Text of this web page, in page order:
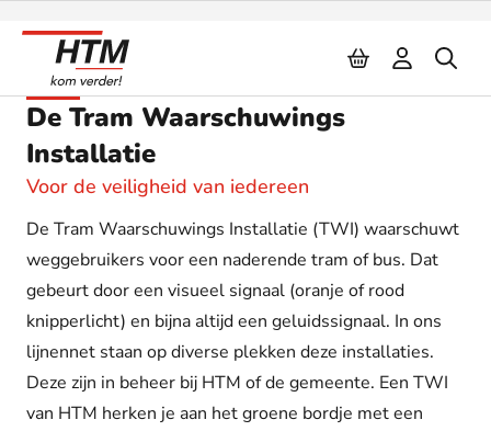
TWI
De Tram Waarschuwings
Installatie
Voor de veiligheid van iedereen
De Tram Waarschuwings Installatie (TWI) waarschuwt
weggebruikers voor een naderende tram of bus. Dat
gebeurt door een visueel signaal (oranje of rood
knipperlicht) en bijna altijd een geluidssignaal. In ons
lijnennet staan op diverse plekken deze installaties.
Deze zijn in beheer bij HTM of de gemeente. Een TWI
van HTM herken je aan het groene bordje met een